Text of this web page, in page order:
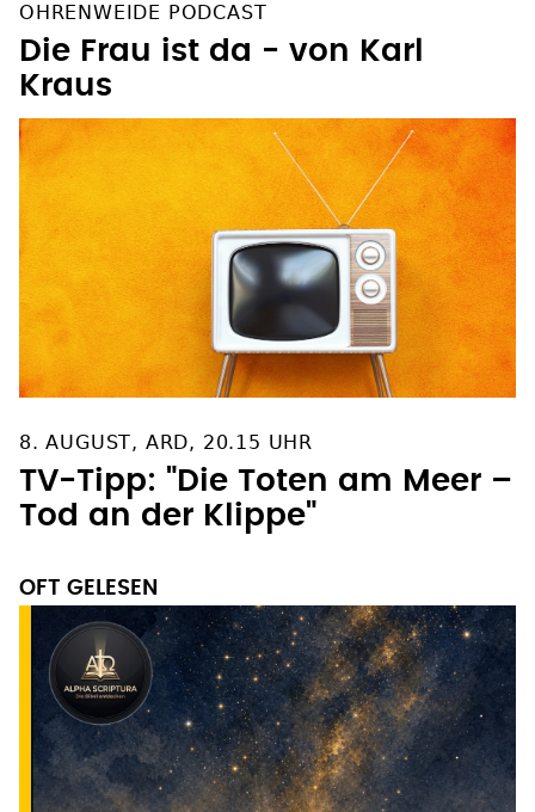
OHRENWEIDE PODCAST
Die Frau ist da - von Karl
Kraus
8. AUGUST, ARD, 20.15 UHR
TV-Tipp: "Die Toten am Meer –
Tod an der Klippe"
OFT GELESEN